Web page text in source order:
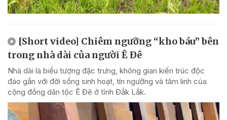
[Short video] Chiêm ngưỡng “kho báu” bên
trong nhà dài của người Ê Đê
Nhà dài là biểu tượng đặc trưng, không gian kiến trúc độc
đáo gắn với đời sống sinh hoạt, tín ngưỡng và tâm linh của
cộng đồng dân tộc Ê Đê ở tỉnh Đắk Lắk.